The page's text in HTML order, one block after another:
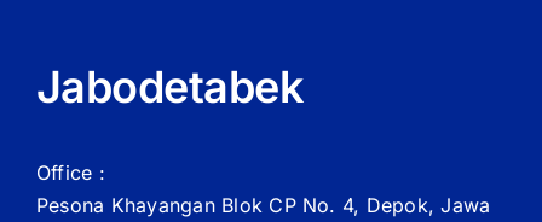
Jabodetabek
Office :
Pesona Khayangan Blok CP No. 4, Depok, Jawa